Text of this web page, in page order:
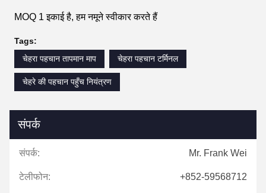
MOQ 1 इकाई है, हम नमूने स्वीकार करते हैं
Tags:
चेहरा पहचान तापमान माप
चेहरा पहचान टर्मिनल
चेहरे की पहचान पहुँच नियंत्रण
संपर्क
संपर्क: Mr. Frank Wei
टेलीफोन: +852-59568712